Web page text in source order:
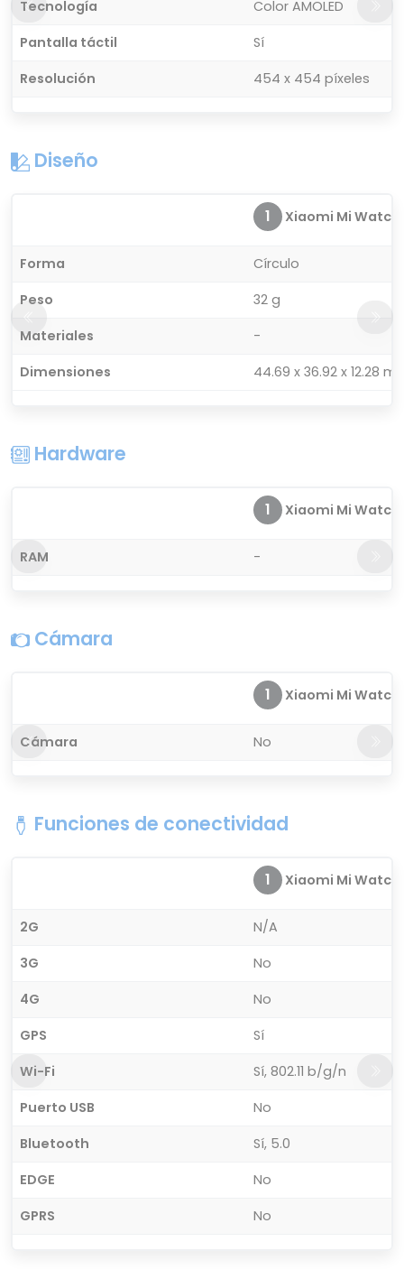
Tecnología
Color AMOLED
Pantalla táctil
Sí
Resolución
454 x 454 píxeles
Diseño
1 Xiaomi Mi Watch
Forma
Círculo
Peso
32 g
Materiales
-
Dimensiones
44.69 x 36.92 x 12.28
Hardware
1 Xiaomi Mi Watch
RAM -
Cámara
1 Xiaomi Mi Watch
Cámara No
Funciones de conectividad
1 Xiaomi Mi Watch
2G
N/A
3G
No
4G
No
GPS
Sí
Wi-Fi
Sí, 802.11 b/g/n
Puerto USB
No
Bluetooth
Sí, 5.0
EDGE
No
GPRS
No